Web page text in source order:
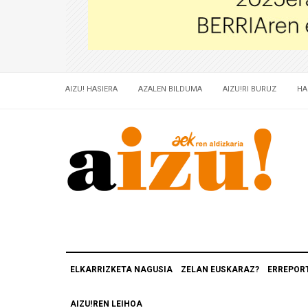
AIZU! HASIERA AZALEN BILDUMA AIZU!RI BURUZ
ELKARRIZKETA NAGUSIA ZELAN EUSKARAZ?
AIZU!REN LEIHOA